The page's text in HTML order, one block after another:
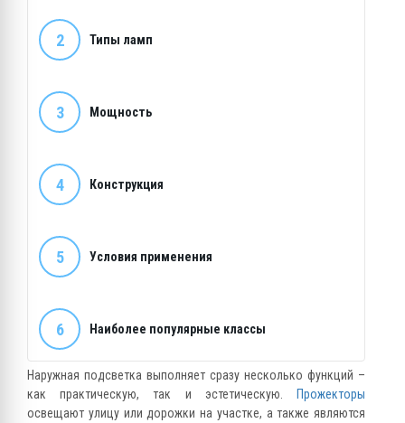
2 Типы ламп
3 Мощность
4 Конструкция
5 Условия применения
6 Наиболее популярные классы
Наружная подсветка выполняет сразу несколько функций –
как практическую, так и эстетическую.
Прожекторы
освещают улицу или дорожки на участке, а также являются